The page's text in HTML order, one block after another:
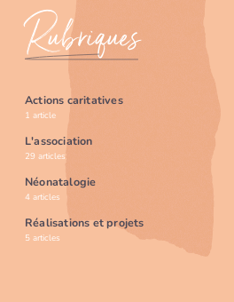
Rubriques
Actions caritatives
1 article
L'association
29 articles
Néonatalogie
4 articles
Réalisations et projets
5 articles